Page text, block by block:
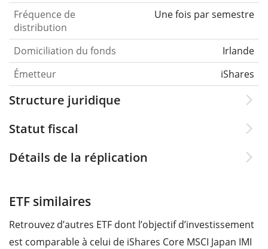
Fréquence de
distribution
Une fois par semestre
Domiciliation du fonds
Irlande
Émetteur
iShares
Structure juridique
Statut fiscal
Détails de la réplication
ETF similaires
Retrouvez d’autres ETF dont l’objectif d’investissement
est comparable à celui de iShares Core MSCI Japan IMI